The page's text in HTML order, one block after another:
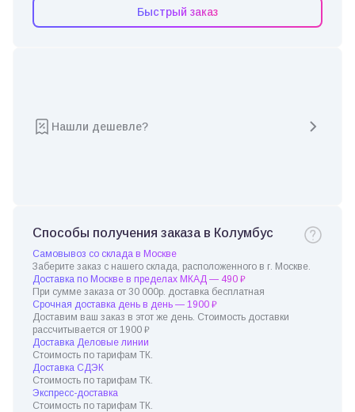
Быстрый заказ
Нашли дешевле?
Способы получения заказа в Колумбус
Самовывоз со склада в Москве
Заберите заказ с нашего склада, расположенного в г. Москве.
Доставка по Москве в пределах МКАД — 490 ₽
При сумме заказа от 30 000р. доставка бесплатная
Срочная доставка день в день — 1900 ₽
Доставим ваш заказ в этот же день. Стоимость доставки
рассчитывается от 1900 ₽
Доставка Деловые линии
Стоимость по тарифам ТК.
Доставка СДЭК
Стоимость по тарифам ТК.
Экспресс-доставка
Стоимость по тарифам ТК.